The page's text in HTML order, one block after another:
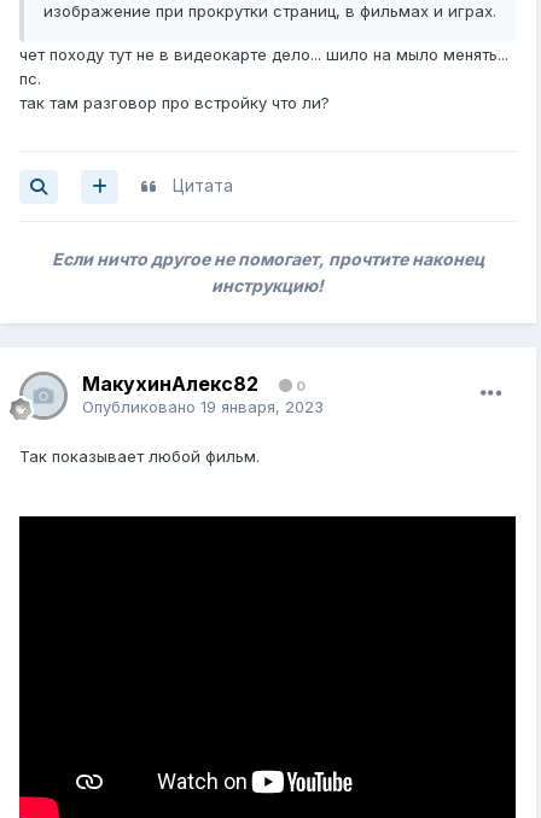
изображение при прокрутки страниц, в фильмах и играх.
чет походу тут не в видеокарте дело... шило на мыло менять...
пс.
так там разговор про встройку что ли?
Цитата
Если ничто другое не помогает, прочтите наконец
инструкцию!
МакухинАлекс82 0
Опубликовано 19 января, 2023
Так показывает любой фильм.